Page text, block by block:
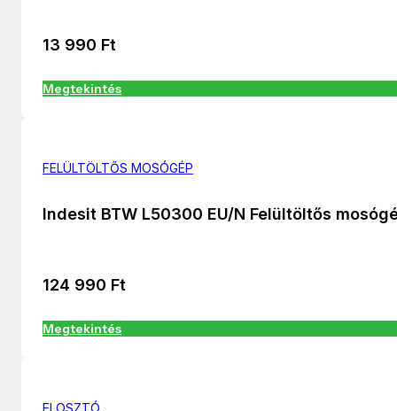
13 990 Ft
Megtekintés
FELÜLTÖLTŐS MOSÓGÉP
Indesit BTW L50300 EU/N Felültöltős
124 990 Ft
Megtekintés
ELOSZTÓ